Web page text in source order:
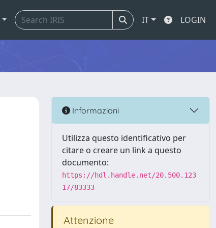
IT LOGIN
Informazioni
Utilizza questo identificativo per
citare o creare un link a questo
documento:
https://hdl.handle.net/20.500.123
17/83333
Attenzione